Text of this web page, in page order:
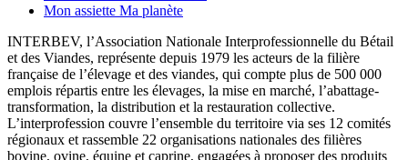
Mon assiette Ma planète
INTERBEV, l’Association Nationale Interprofessionnelle du Bétail
et des Viandes, représente depuis 1979 les acteurs de la filière
française de l’élevage et des viandes, qui compte plus de 500 000
emplois répartis entre les élevages, la mise en marché, l’abattage-
transformation, la distribution et la restauration collective.
L’interprofession couvre l’ensemble du territoire via ses 12 comités
régionaux et rassemble 22 organisations nationales des filières
bovine, ovine, équine et caprine, engagées à proposer des produits